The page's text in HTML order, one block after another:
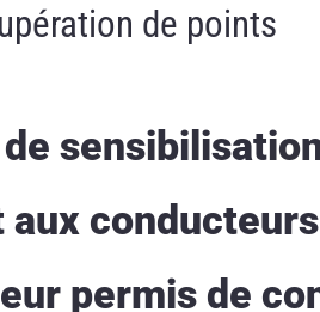
de points
permis de